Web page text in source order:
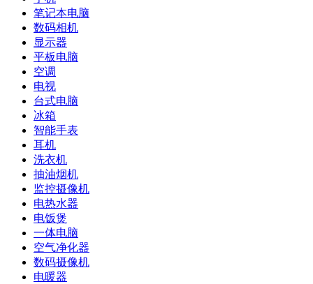
笔记本电脑
数码相机
显示器
平板电脑
空调
电视
台式电脑
冰箱
智能手表
耳机
洗衣机
抽油烟机
监控摄像机
电热水器
电饭煲
一体电脑
空气净化器
数码摄像机
电暖器